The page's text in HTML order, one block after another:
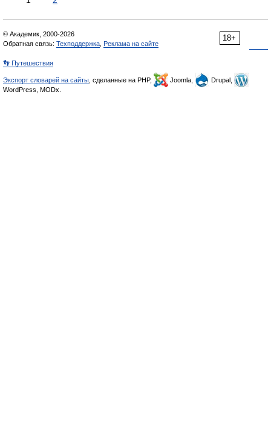
18+
© Академик, 2000-2026
Обратная связь: Техподдержка Реклама на сайте
👣 Путешествия
Экспорт словарей на сайты , сделанные на PHP, Joomla,
Drupal,
WordPress, MODx.